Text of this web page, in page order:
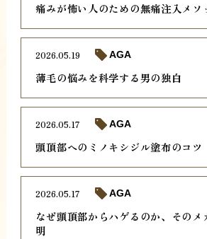
痛みが怖い人のための無痛注入メソ
薄毛の悩みを科学する男の独白
2026.05.19 AGA
頭頂部へのミノキシジル塗布のコツ
2026.05.17 AGA
なぜ頭頂部からハゲるのか、そのメ
明
2026.05.17 AGA